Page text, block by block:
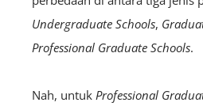
Undergraduate Schools, G
Professional Graduate Schools.
Nah, untuk Professional